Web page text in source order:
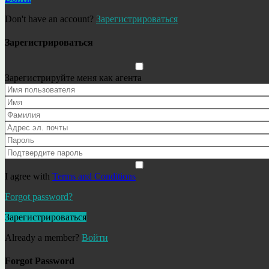
Don't have an account? Зарегистрироваться
Зарегистрироваться
Зарегистрируйте меня как агента
I agree with Terms and Conditions
Forgot password?
Зарегистрироваться
Already a member? Войти
Forgot Password